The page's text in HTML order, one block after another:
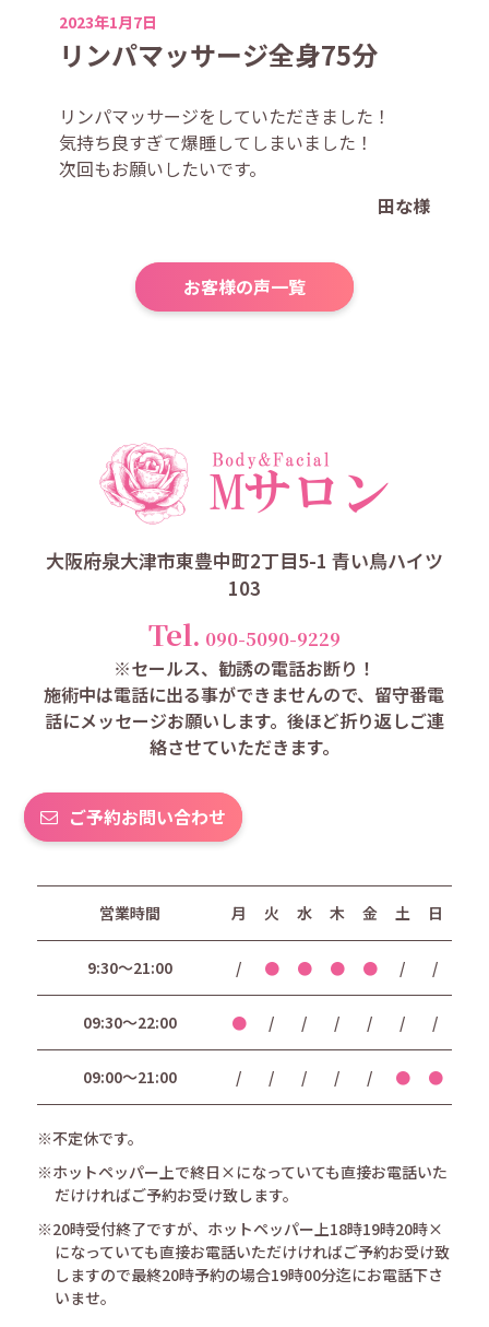
2023年1月7日
リンパマッサージ全身75分
リンパマッサージをしていただきました！
気持ち良すぎて爆睡してしまいました！
次回もお願いしたいです。
田な様
お客様の声一覧
大阪府泉大津市東豊中町2丁目5-1 青い鳥ハイツ
103
Tel. 090-5090-9229
※セールス、勧誘の電話お断り！
施術中は電話に出る事ができませんので、留守番電
話にメッセージお願いします。後ほど折り返しご連
絡させていただきます。
ご予約お問い合わせ
営業時間 月 火 水 木 金 土 日
9:30〜21:00 / ● ● ● ● / /
09:30〜22:00 ● / / / / / /
09:00〜21:00 / / / / / ● ●
※不定休です。
※ホットペッパー上で終日×になっていても直接お電話いた
だけければご予約お受け致します。
※20時受付終了ですが、ホットペッパー上18時19時20時×
になっていても直接お電話いただけければご予約お受け致
しますので最終20時予約の場合19時00分迄にお電話下さ
いませ。